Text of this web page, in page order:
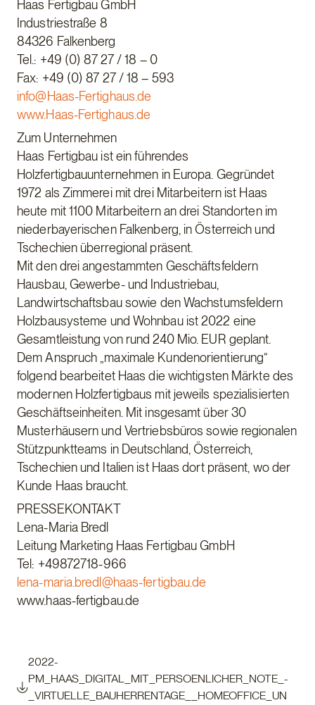
Haas Fertigbau GmbH
Industriestraße 8
84326 Falkenberg
Tel.: +49 (0) 87 27 / 18 – 0
Fax: +49 (0) 87 27 / 18 – 593
info@Haas-Fertighaus.de
www.Haas-Fertighaus.de
Zum Unternehmen
Haas Fertigbau ist ein führendes
Holzfertigbauunternehmen in Europa. Gegründet
1972 als Zimmerei mit drei Mitarbeitern ist Haas
heute mit 1100 Mitarbeitern an drei Standorten im
niederbayerischen Falkenberg, in Österreich und
Tschechien überregional präsent.
Mit den drei angestammten Geschäftsfeldern
Hausbau, Gewerbe- und Industriebau,
Landwirtschaftsbau sowie den Wachstumsfeldern
Holzbausysteme und Wohnbau ist 2022 eine
Gesamtleistung von rund 240 Mio. EUR geplant.
Dem Anspruch „maximale Kundenorientierung“
folgend bearbeitet Haas die wichtigsten Märkte des
modernen Holzfertigbaus mit jeweils spezialisierten
Geschäftseinheiten. Mit insgesamt über 30
Musterhäusern und Vertriebsbüros sowie regionalen
Stützpunktteams in Deutschland, Österreich,
Tschechien und Italien ist Haas dort präsent, wo der
Kunde Haas braucht.
PRESSEKONTAKT
Lena-Maria Bredl
Leitung Marketing Haas Fertigbau GmbH
Tel: +49872718-966
lena-maria.bredl@haas-fertigbau.de
www.haas-fertigbau.de​​​​​​​
2022-
PM_HAAS_DIGITAL_MIT_PERSOENLICHER_NOTE_-
_VIRTUELLE_BAUHERRENTAGE__HOMEOFFICE_UN